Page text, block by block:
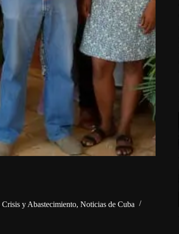
Crisis y Abastecimiento, Noticias de Cuba